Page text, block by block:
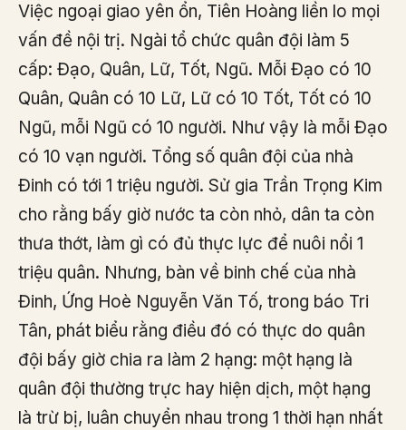
Việc ngoại giao yên ổn, Tiên Hoàng liền lo mọi
vấn đề nội trị. Ngài tổ chức quân đội làm 5
cấp: Đạo, Quân, Lữ, Tốt, Ngũ. Mỗi Đạo có 10
Quân, Quân có 10 Lữ, Lữ có 10 Tốt, Tốt có 10
Ngũ, mỗi Ngũ có 10 người. Như vậy là mỗi Đạo
có 10 vạn người. Tổng số quân đội của nhà
Đinh có tới 1 triệu người. Sử gia Trần Trọng Kim
cho rằng bấy giờ nước ta còn nhỏ, dân ta còn
thưa thớt, làm gì có đủ thực lực để nuôi nổi 1
triệu quân. Nhưng, bàn về binh chế của nhà
Đinh, Ứng Hoè Nguyễn Văn Tố, trong báo Tri
Tân, phát biểu rằng điều đó có thực do quân
đội bấy giờ chia ra làm 2 hạng: một hạng là
quân đội thường trực hay hiện dịch, một hạng
là trừ bị, luân chuyển nhau trong 1 thời hạn nhất